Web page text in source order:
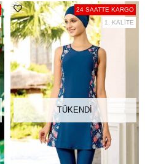
TÜKENDI
24 SAATTE KARGO
1. KALİTE